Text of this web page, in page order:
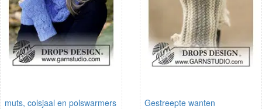
muts, colsjaal en polswarmers Gestreepte wanten